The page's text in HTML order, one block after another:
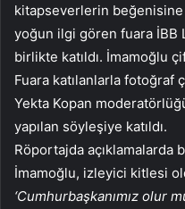
kitapseverlerin beğenisine
yoğun ilgi gören fuara İBB
birlikte katıldı. İmamoğlu
Fuara katılanlarla fotoğraf
Yekta Kopan
yapılan söyleşiye katıldı.
Röportajda açıklamalarda
İmamoğlu, izleyici kitlesi
‘Cumhurbaşkanımız olur